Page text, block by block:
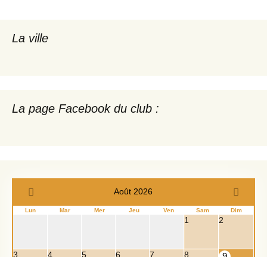
La ville
La page Facebook du club :
Août 2026
Lun Mar Mer Jeu Ven Sam Dim
1 2
3 4 5 6 7 8